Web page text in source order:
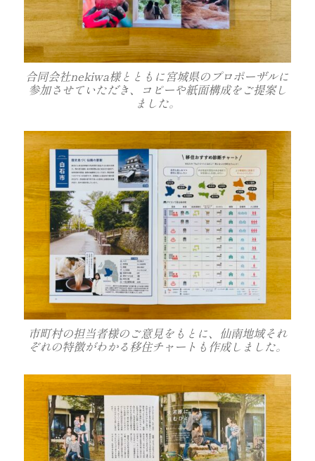
合同会社nekiwa様とともに宮城県のプロポーザルに
参加させていただき、コピーや紙面構成をご提案し
ました。
市町村の担当者様のご意見をもとに、仙南地域それ
ぞれの特徴がわかる移住チャートも作成しました。